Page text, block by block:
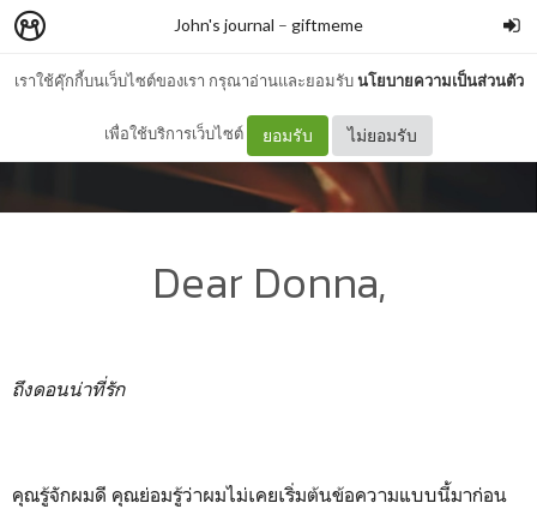
เราใช้คุ๊กกี้บนเว็บไซต์ของเรา กรุณาอ่านและยอมรับนโยบายความเป็นส่วนตัว
เพื่อใช้บริการเว็บไซต์ ยอมรับ ไม่ยอมรับ
John's journal – giftmeme
Dear Donna,
ถึงดอนน่าที่รัก
คุณรู้จักผมดี คุณย่อมรู้ว่าผมไม่เคยเริ่มต้นข้อความแบบนี้มาก่อน